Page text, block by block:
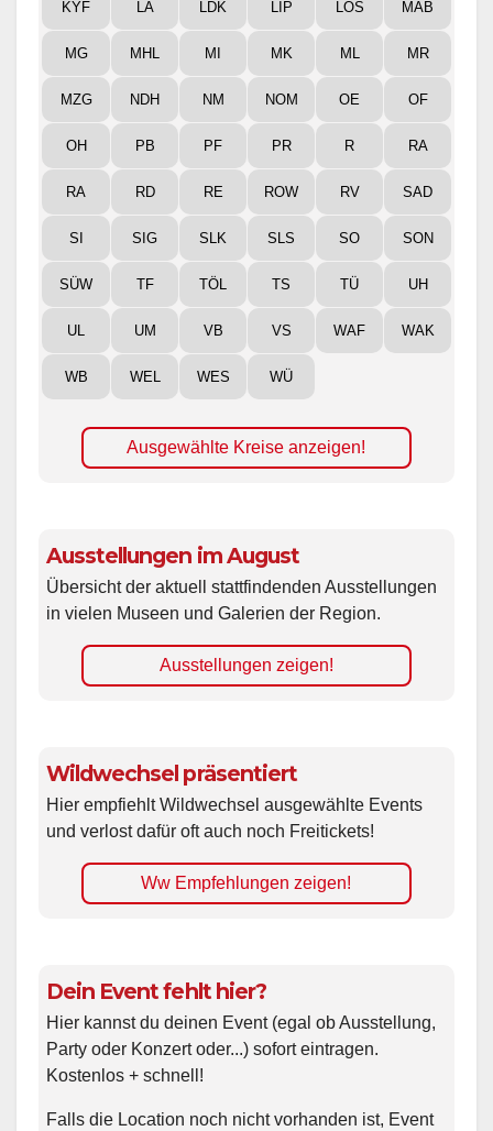
KYF LA LDK LIP LOS MAB
MG MHL MI MK ML MR
MZG NDH NM NOM OE OF
OH PB PF PR R RA
RA RD RE ROW RV SAD
SI SIG SLK SLS SO SON
SÜW TF TÖL TS TÜ UH
UL UM VB VS WAF WAK
WB WEL WES WÜ
Ausgewählte Kreise anzeigen!
Ausstellungen im August
Übersicht der aktuell stattfindenden Ausstellungen
in vielen Museen und Galerien der Region.
Ausstellungen zeigen!
Wildwechsel präsentiert
Hier empfiehlt Wildwechsel ausgewählte Events
und verlost dafür oft auch noch Freitickets!
Ww Empfehlungen zeigen!
Dein Event fehlt hier?
Hier kannst du deinen Event (egal ob Ausstellung,
Party oder Konzert oder...) sofort eintragen.
Kostenlos + schnell!
Falls die Location noch nicht vorhanden ist, Event